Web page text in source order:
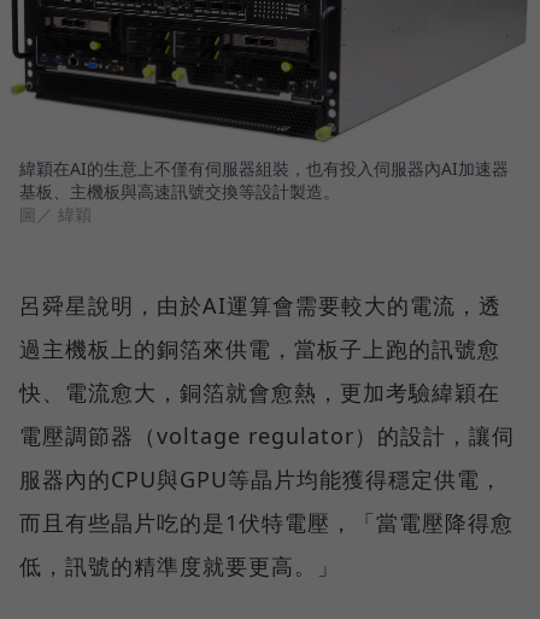
緯穎在AI的生意上不僅有伺服器組裝，也有投入伺服器內AI加速器
基板、主機板與高速訊號交換等設計製造。
圖／ 緯穎
呂舜星說明，由於AI運算會需要較大的電流，透
過主機板上的銅箔來供電，當板子上跑的訊號愈
快、電流愈大，銅箔就會愈熱，更加考驗緯穎在
電壓調節器（voltage regulator）的設計，讓伺
服器內的CPU與GPU等晶片均能獲得穩定供電，
而且有些晶片吃的是1伏特電壓，「當電壓降得愈
低，訊號的精準度就要更高。」